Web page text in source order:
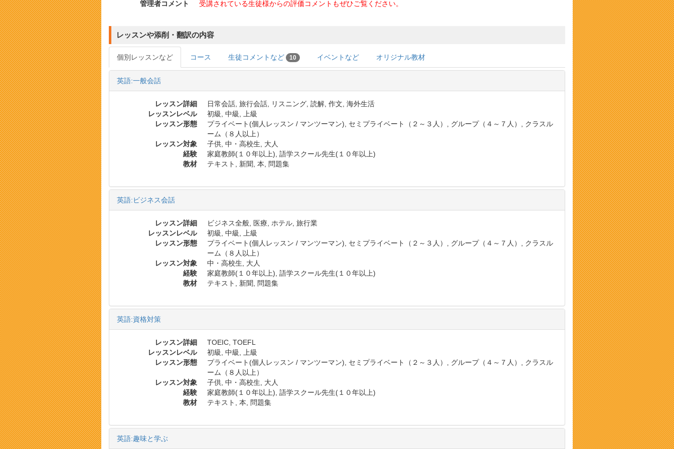
管理者コメント 受講されている生徒様からの評価コメントもぜひご覧ください。
レッスンや添削・翻訳の内容
個別レッスンなど コース 生徒コメントなど 10 イベントなど オリジナル教材
英語:一般会話
レッスン詳細
日常会話, 旅行会話, リスニング, 読解, 作文, 海外生活
レッスンレベル
初級, 中級, 上級
レッスン形態
プライベート(個人レッスン / マンツーマン), セミプライベート（２～３人）, グループ（４～７人）, クラスル
ーム（８人以上）
レッスン対象
子供, 中・高校生, 大人
経験
家庭教師(１０年以上), 語学スクール先生(１０年以上)
教材
テキスト, 新聞, 本, 問題集
英語:ビジネス会話
レッスン詳細
ビジネス全般, 医療, ホテル, 旅行業
レッスンレベル
初級, 中級, 上級
レッスン形態
プライベート(個人レッスン / マンツーマン), セミプライベート（２～３人）, グループ（４～７人）, クラスル
ーム（８人以上）
レッスン対象
中・高校生, 大人
経験
家庭教師(１０年以上), 語学スクール先生(１０年以上)
教材
テキスト, 新聞, 問題集
英語:資格対策
レッスン詳細
TOEIC, TOEFL
レッスンレベル
初級, 中級, 上級
レッスン形態
プライベート(個人レッスン / マンツーマン), セミプライベート（２～３人）, グループ（４～７人）, クラスル
ーム（８人以上）
レッスン対象
子供, 中・高校生, 大人
経験
家庭教師(１０年以上), 語学スクール先生(１０年以上)
教材
テキスト, 本, 問題集
英語:趣味と学ぶ